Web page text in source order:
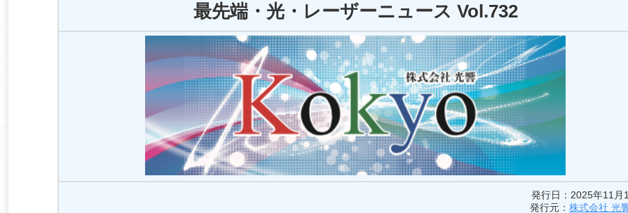
最先端・光・レーザーニュース Vol.732
発行日：2025年11月
発行元： 株式会社 光